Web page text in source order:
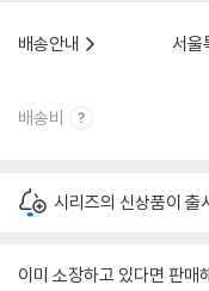
배송안내
서울
배송비
시리즈의 신상품이 출
이미 소장하고 있다면 판매